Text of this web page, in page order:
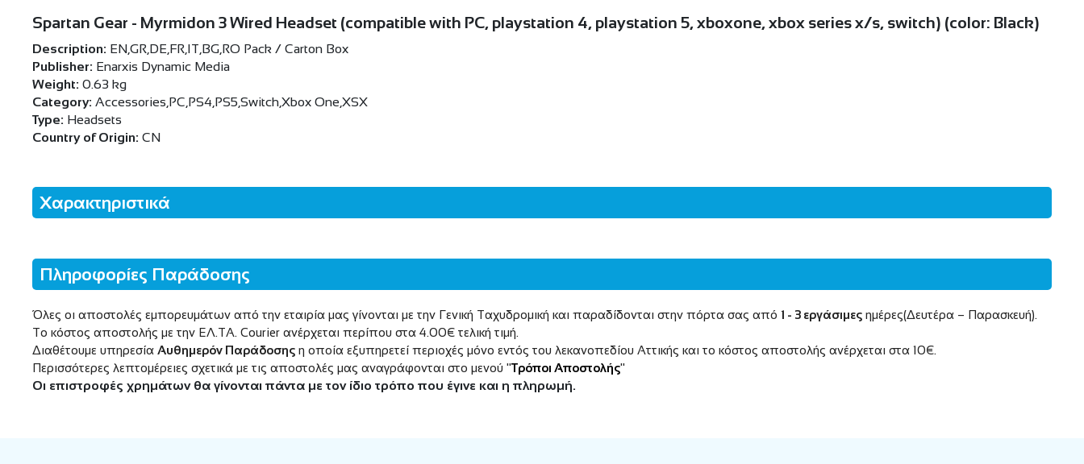
Spartan Gear - Myrmidon 3 Wired Headset (compatible with PC, playstation 4, playstation 5, xboxone, xbox series x/s, switch) (color: Black)
Description: EN,GR,DE,FR,IT,BG,RO Pack / Carton Box
Publisher: Enarxis Dynamic Media
Weight: 0.63 kg
Category: Accessories,PC,PS4,PS5,Switch,Xbox One,XSX
Type: Headsets
Country of Origin: CN
Χαρακτηριστικά
Πληροφορίες Παράδοσης
Όλες οι αποστολές εμπορευμάτων από την εταιρία μας γίνονται με την Γενική Ταχυδρομική και παραδίδονται στην πόρτα σας από 1 - 3 εργάσιμες ημέρες(Δευτέρα – Παρασκευή).
Το κόστος αποστολής με την ΕΛ.ΤΑ. Courier ανέρχεται περίπου στα 4.00€ τελική τιμή.
Διαθέτουμε υπηρεσία Αυθημερόν Παράδοσης η οποία εξυπηρετεί περιοχές μόνο εντός του λεκανοπεδίου Αττικής και το κόστος αποστολής ανέρχεται στα 10€.
Περισσότερες λεπτομέρειες σχετικά με τις αποστολές μας αναγράφονται στο μενού "Τρόποι Αποστολής"
Οι επιστροφές χρημάτων θα γίνονται πάντα με τον ίδιο τρόπο που έγινε και η πληρωμή.